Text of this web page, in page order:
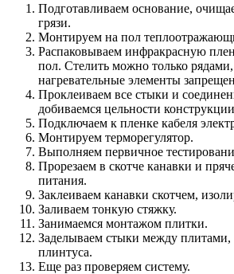
Подготавливаем основание,
грязи.
Монтируем на пол
Распаковываем инфракрасную
пол. Стелить можно только
нагревательные элементы
Проклеиваем все стыки и
добиваемся цельности
Подключаем к пленке кабеля
Монтируем терморегулятор.
Выполняем первичное
Прорезаем в скотче канавки и
питания.
Заклеиваем канавки скотчем,
Заливаем тонкую стяжку.
Занимаемся монтажом плитки.
Заделываем стыки между
плинтуса.
Еще раз проверяем систему.